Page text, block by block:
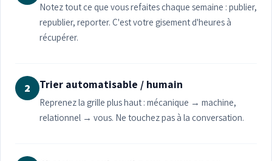
Notez tout ce que vous refaites chaque semaine : publier,
republier, reporter. C'est votre gisement d'heures à
récupérer.
2 Trier automatisable / humain
Reprenez la grille plus haut : mécanique → machine,
relationnel → vous. Ne touchez pas à la conversation.